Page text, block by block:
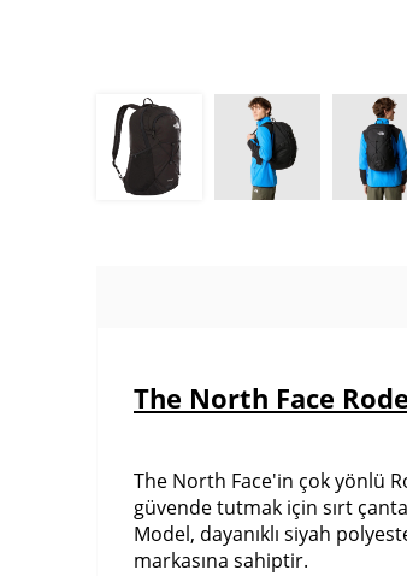
The North Face
The North Face'in çok yönlü
güvende tutmak için sırt
Model, dayanıklı siyah
markasına sahiptir.